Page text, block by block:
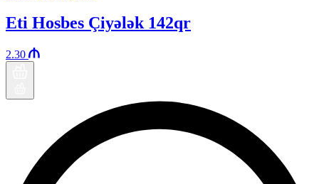
Eti Hosbes Çiyələk 142qr
2.30